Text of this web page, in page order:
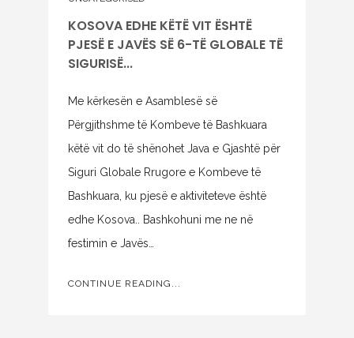
KOSOVA EDHE KËTË VIT ËSHTË
PJESË E JAVËS SË 6-TË GLOBALE TË
SIGURISË...
Me kërkesën e Asamblesë së
Përgjithshme të Kombeve të Bashkuara
këtë vit do të shënohet Java e Gjashtë për
Siguri Globale Rrugore e Kombeve të
Bashkuara, ku pjesë e aktiviteteve është
edhe Kosova.. Bashkohuni me ne në
festimin e Javës…
CONTINUE READING...